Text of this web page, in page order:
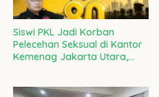
Siswi PKL Jadi Korban
Pelecehan Seksual di Kantor
Kemenag Jakarta Utara,